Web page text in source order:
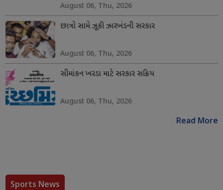
August 06, Thu, 2026
છાત્રો સામે ઝૂકી ઝારખંડની સરકાર
August 06, Thu, 2026
સીમાંકન ખરડા માટે સરકાર સક્રિય
August 06, Thu, 2026
Read More
Sports News